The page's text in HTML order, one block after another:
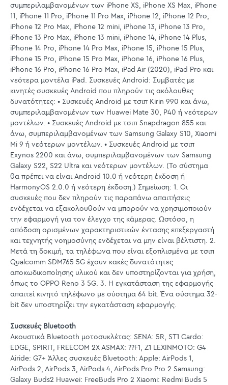
συμπεριλαμβανομένων των iPhone XS, iPhone XS Max, iPhone
11, iPhone 11 Pro, iPhone 11 Pro Max, iPhone 12, iPhone 12 Pro,
iPhone 12 Pro Max, iPhone 12 mini, iPhone 13, iPhone 13 Pro,
iPhone 13 Pro Max, iPhone 13 mini, iPhone 14, iPhone 14 Plus,
iPhone 14 Pro, iPhone 14 Pro Max, iPhone 15, iPhone 15 Plus,
iPhone 15 Pro, iPhone 15 Pro Max, iPhone 16, iPhone 16 Plus,
iPhone 16 Pro, iPhone 16 Pro Max, iPad Air (2020), iPad Pro και
νεότερα μοντέλα iPad. Συσκευές Android: Συμβατές με
κινητές συσκευές Android που πληρούν τις ακόλουθες
δυνατότητες: • Συσκευές Android με τσιπ Kirin 990 και άνω,
συμπεριλαμβανομένων των Huawei Mate 30, P40 ή νεότερων
μοντέλων. • Συσκευές Android με τσιπ Snapdragon 855 και
άνω, συμπεριλαμβανομένων των Samsung Galaxy S10, Xiaomi
Mi 9 ή νεότερων μοντέλων. • Συσκευές Android με τσιπ
Exynos 2200 και άνω, συμπεριλαμβανομένων των Samsung
Galaxy S22, S22 Ultra και νεότερων μοντέλων. (Το σύστημα
θα πρέπει να είναι Android 10.0 ή νεότερη έκδοση ή
HarmonyOS 2.0.0 ή νεότερη έκδοση.) Σημείωση: 1. Οι
συσκευές που δεν πληρούν τις παραπάνω απαιτήσεις
ενδέχεται να εξακολουθούν να μπορούν να χρησιμοποιούν
την εφαρμογή για τον έλεγχο της κάμερας. Ωστόσο, η
απόδοση ορισμένων χαρακτηριστικών έντασης επεξεργαστή
και τεχνητής νοημοσύνης ενδέχεται να μην είναι βέλτιστη. 2.
Μετά τη δοκιμή, τα τηλέφωνα που είναι εξοπλισμένα με τσιπ
Qualcomm SDM765 5G έχουν κακές δυνατότητες
αποκωδικοποίησης υλικού και δεν υποστηρίζονται για χρήση,
όπως το OPPO Reno 3 5G. 3. Η εγκατάσταση της εφαρμογής
απαιτεί κινητό τηλέφωνο με σύστημα 64 bit. Ένα σύστημα 32-
bit δεν υποστηρίζει την εγκατάσταση εφαρμογής.
Συσκευές Bluetooth
Ακουστικά Bluetooth μοτοσυκλέτας: SENA: 5R, ST1 Cardo:
EDGE, SPIRIT, FREECOM 2X ASMAX: ??F1, Z1 LEXINMOTO: G4
Airide: G7+ Άλλες συσκευές Bluetooth: Apple: AirPods 1,
AirPods 2, AirPods 3, AirPods 4, AirPods Pro Pro 2 Samsung:
Galaxy Buds2 Huawei: FreeBuds Pro 2 Xiaomi: Redmi Buds 5